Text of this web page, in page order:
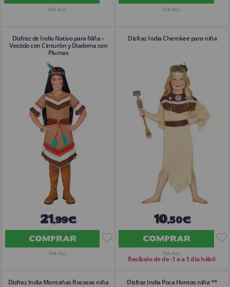
IVA Incl. IVA Incl.
Disfraz de Indio Nativo para Niña –
Vestido con Cinturón y Diadema con
Plumas
21,99€
COMPRAR
IVA Incl.
Disfraz India Cherokee para niña
10,50€
COMPRAR
IVA Incl.
Recíbelo de de -1 a a 1 día hábil
Disfraz India Montañas Rocosas niña Disfraz India Poca Hontas niña **